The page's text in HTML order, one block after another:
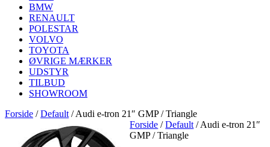
BMW
RENAULT
POLESTAR
VOLVO
TOYOTA
ØVRIGE MÆRKER
UDSTYR
TILBUD
SHOWROOM
Forside /Default /Audi e-tron 21″ GMP / Triangle
Forside /Default /Audi e-tron 21″
GMP / Triangle